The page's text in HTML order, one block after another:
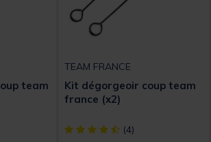
team
5 Customer Rating
TEAM FRANCE
Kit dégorgeoir coup team
france (x2)
[object Object] out of 5
(4)